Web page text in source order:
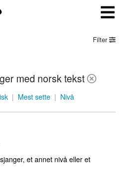
Filter
med norsk tekst
| Mest sette | Nivå
et annet nivå eller et